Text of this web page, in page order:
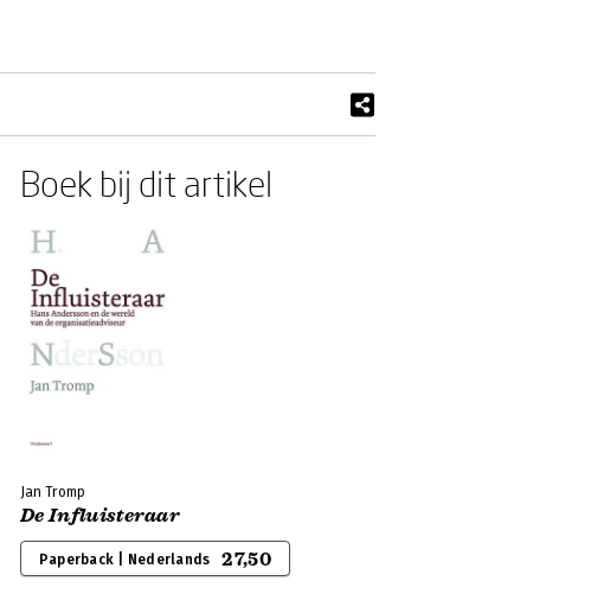
Boek bij dit artikel
Jan Tromp
De Influisteraar
Paperback | Nederlands 27,50